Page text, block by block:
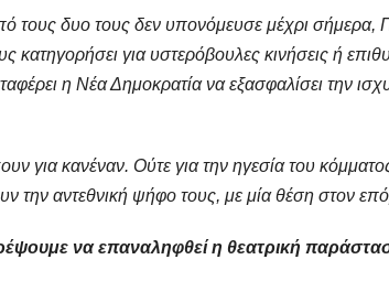
τους δυο τους δεν υπονόμευσε μέχρι
κατηγορήσει για υστερόβουλες κινήσεις ή
η Νέα Δημοκρατία να εξασφαλίσει την
για κανέναν. Ούτε για την ηγεσία του
την αντεθνική ψήφο τους, με μία θέση στον
να επαναληφθεί η θεατρική